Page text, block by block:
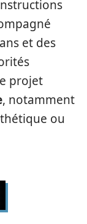
et des
projet
, notamment
ou